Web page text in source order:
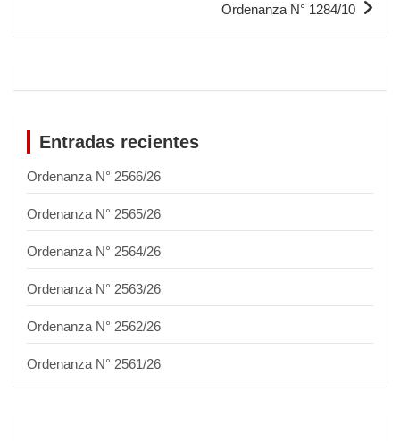
Ordenanza N° 1284/10
Entradas recientes
Ordenanza N° 2566/26
Ordenanza N° 2565/26
Ordenanza N° 2564/26
Ordenanza N° 2563/26
Ordenanza N° 2562/26
Ordenanza N° 2561/26